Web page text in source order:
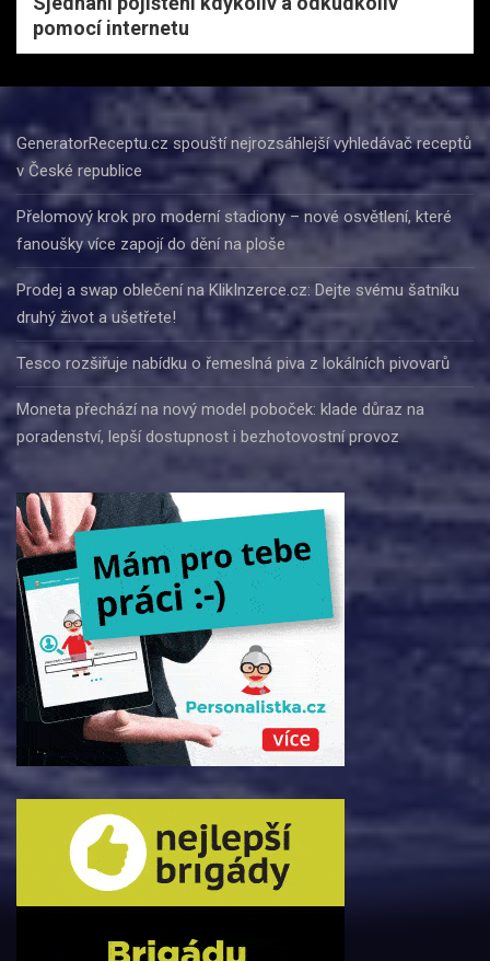
pomocí internetu
GeneratorReceptu.cz spouští nejrozsáhlejší vyhledávač receptů
v České republice
Přelomový krok pro moderní stadiony – nové osvětlení, které
fanoušky více zapojí do dění na ploše
Prodej a swap oblečení na KlikInzerce.cz: Dejte svému šatníku
druhý život a ušetřete!
Tesco rozšiřuje nabídku o řemeslná piva z lokálních pivovarů
Moneta přechází na nový model poboček: klade důraz na
poradenství, lepší dostupnost i bezhotovostní provoz